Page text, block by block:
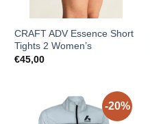
CRAFT ADV Essence Short
Tights 2 Women’s
€45,00
-20%